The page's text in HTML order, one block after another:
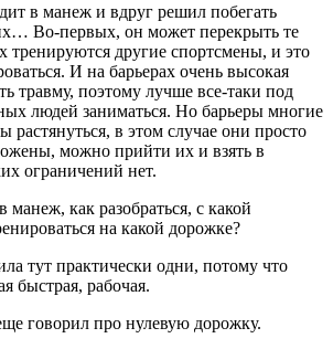
в манеж и вдруг решил побегать
Во-первых, он может перекрыть те
тренируются другие спортсмены, и это
И на барьерах очень высокая
травму, поэтому лучше все-таки под
людей заниматься. Но барьеры многие
растянуться, в этом случае они просто
можно прийти их и взять в
ограничений нет.
как разобраться, с какой
на какой дорожке?
тут практически одни, потому что
быстрая, рабочая.
говорил про нулевую дорожку.